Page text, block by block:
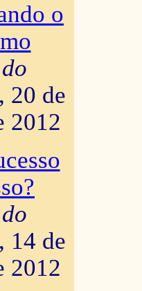
o
, 20 de
2012
, 14 de
2012